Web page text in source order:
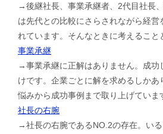
→後継社長、事業承継者、2代目社長
は先代との比較にさらされながら経営
れています。そんなときに考えること
事業承継
→事業承継に正解はありません。成功
けです。企業ごとに解を求めるしか
悩みから成功事例まで取り上げていま
社長の右腕
→社長の右腕であるNO.2の存在。い